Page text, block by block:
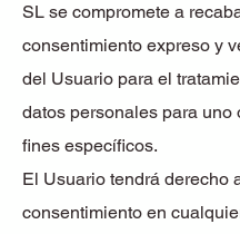
SL se compromete a
consentimiento expreso y
del Usuario para el
datos personales para uno
fines específicos.
El Usuario tendrá derecho
consentimiento en